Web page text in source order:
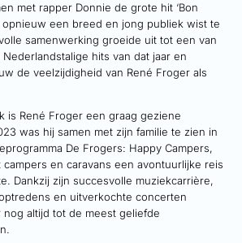
met rapper Donnie de grote hit ‘Bon
opnieuw een breed en jong publiek wist te
samenwerking groeide uit tot een van
hits van dat jaar en
de veelzijdigheid van René Froger als
is René Froger een graag geziene
was hij samen met zijn familie te zien in
De Frogers: Happy Campers,
en caravans een avontuurlijke reis
Dankzij zijn succesvolle muziekcarrière,
en uitverkochte concerten
altijd tot de meest geliefde